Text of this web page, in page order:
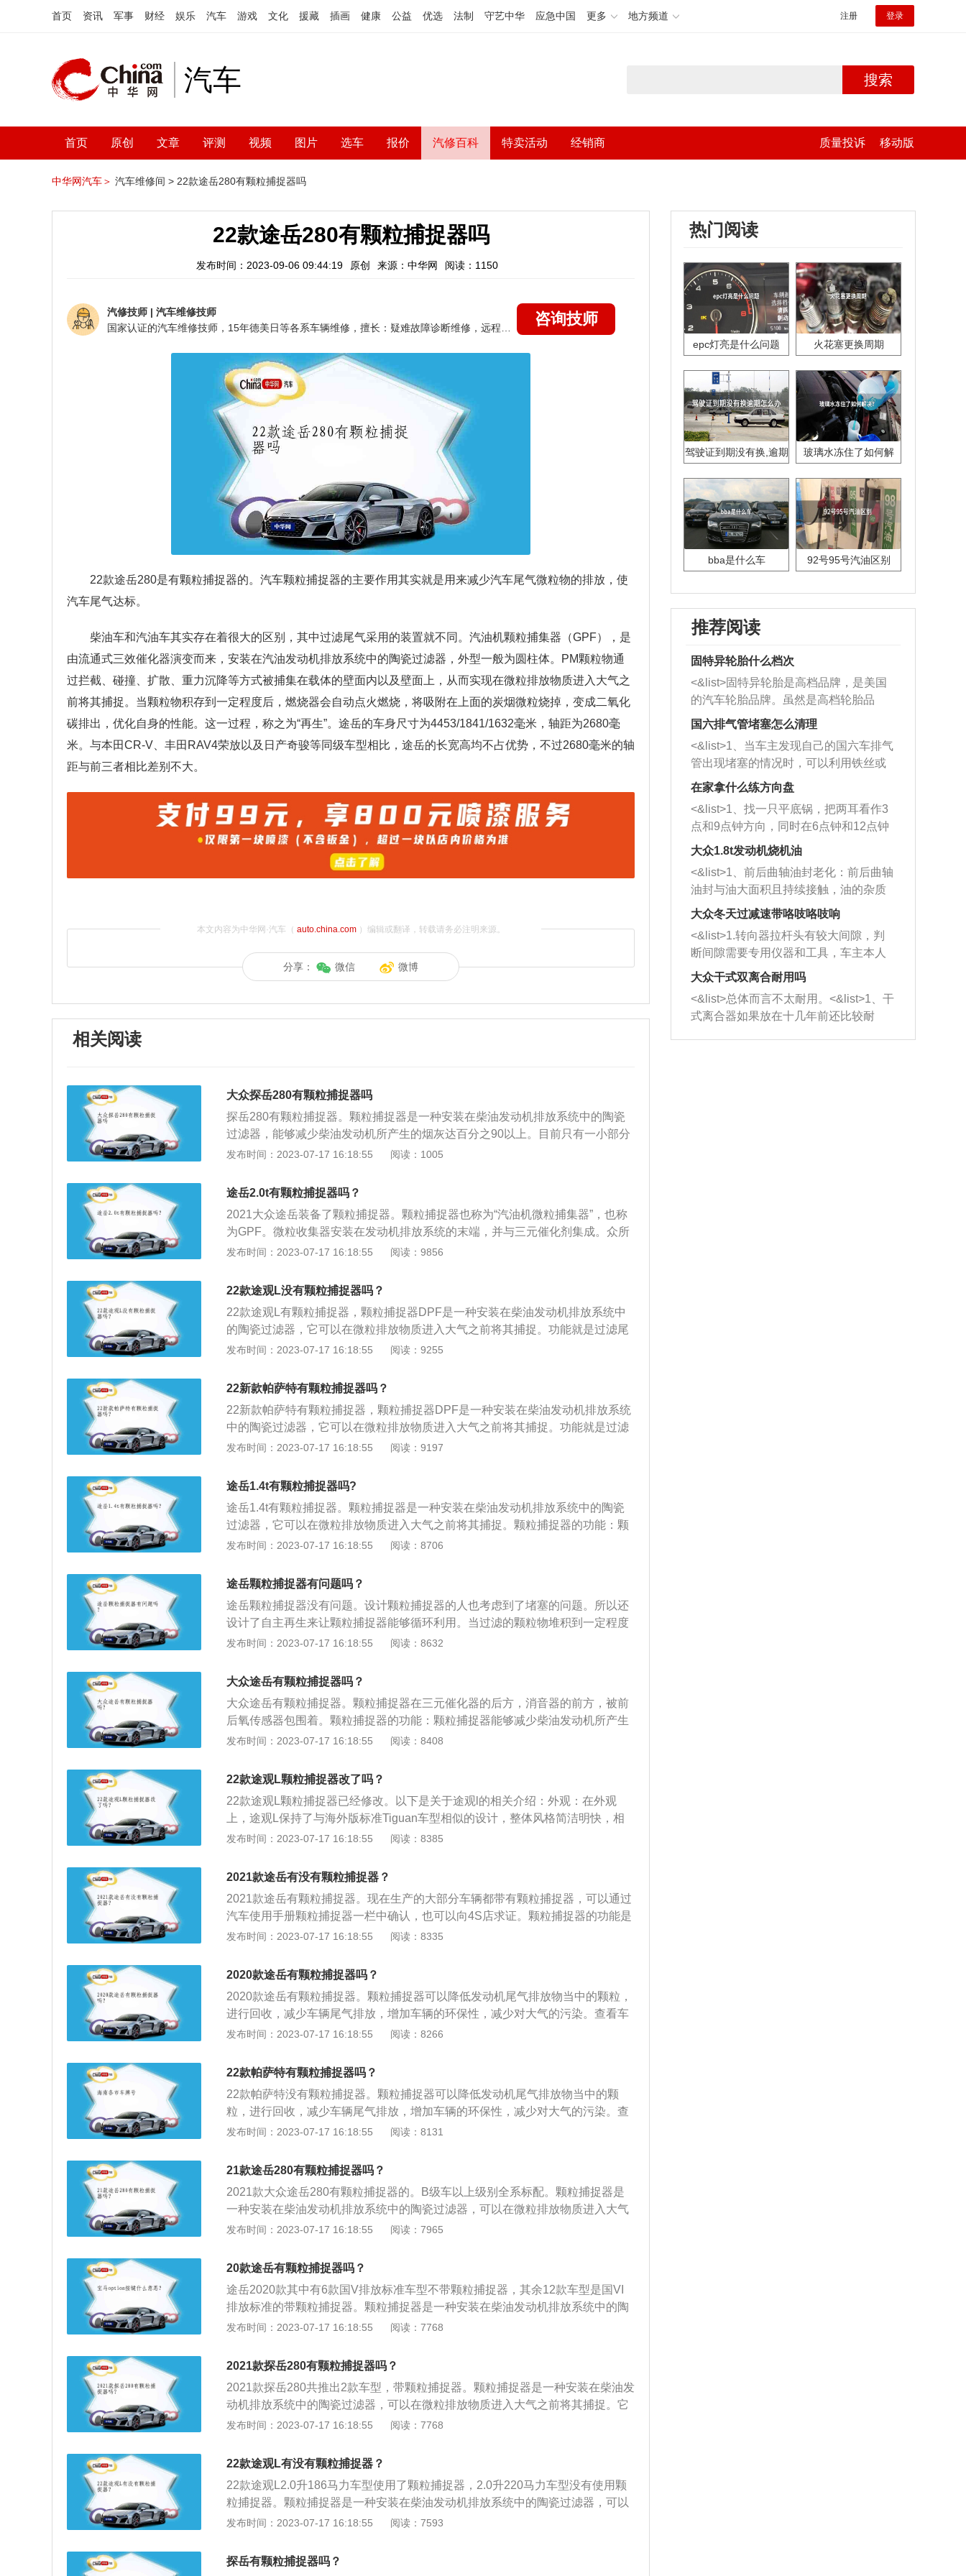
首页 资讯 军事 财经 娱乐 汽车 游戏 文化 援藏 插画 健康 公益 优选 法制 守艺中华 应急中国 更多 地方频道 注册 登录
汽车 搜索
首页 原创 文章 评测 视频 图片 选车 报价 汽修百科 特卖活动 经销商 质量投诉 移动版
中华网汽车＞ 汽车维修间 > 22款途岳280有颗粒捕捉器吗
22款途岳280有颗粒捕捉器吗
发布时间：2023-09-06 09:44:19 原创 来源：中华网 阅读：1150
汽修技师 | 汽车维修技师
咨询技师
22款途岳280是有颗粒捕捉器的。汽车颗粒捕捉器的主要作用其实就是用来减少汽车尾气微粒物的排放，使
汽车尾气达标。
柴油车和汽油车其实存在着很大的区别，其中过滤尾气采用的装置就不同。汽油机颗粒捕集器（GPF），是
由流通式三效催化器演变而来，安装在汽油发动机排放系统中的陶瓷过滤器，外型一般为圆柱体。PM颗粒物通
过拦截、碰撞、扩散、重力沉降等方式被捕集在载体的壁面内以及壁面上，从而实现在微粒排放物质进入大气之
前将其捕捉。当颗粒物积存到一定程度后，燃烧器会自动点火燃烧，将吸附在上面的炭烟微粒烧掉，变成二氧化
碳排出，优化自身的性能。这一过程，称之为“再生”。途岳的车身尺寸为4453/1841/1632毫米，轴距为2680毫
米。与本田CR-V、丰田RAV4荣放以及日产奇骏等同级车型相比，途岳的长宽高均不占优势，不过2680毫米的轴
距与前三者相比差别不大。
本文内容为中华网·汽车（ auto.china.com）编辑或翻译，转载请务必注明来源。
分享： 微信 微博
相关阅读
大众探岳280有颗粒捕捉器吗
探岳280有颗粒捕捉器。颗粒捕捉器是一种安装在柴油发动机排放系统中的陶瓷
过滤器，能够减少柴油发动机所产生的烟灰达百分之90以上。目前只有一小部分
280车主是反馈颗粒捕捉器堵塞，同时伴随有油耗升高、动力下降、自动启停失
察底盘，或者将车辆升起，你可能一时间找不到颗粒捕捉器的身影。因为颗粒捕
捉器和三元催化外形基本相似，并且都是在排气末端。颗粒捕捉器就像在一个管
道中放入了一个滤芯，会过滤到尾气中的颗粒物。不仅如此，颗粒捕捉器还可以
在特定情况下将颗粒发生反应氧化燃烧。汽车尾气是空气污染的主要来源之一，
而颗粒捕捉器的诞生，是控制尾气排放的环保措施之一。颗粒捕捉器并非没有考
捉器必须将堆积到一定程度的颗粒物，点火燃烧掉，然后排出去。这样颗粒捕捉
器才能循环正常工作。颗粒捕捉器堵塞会导致油耗成倍增加。车主能做的，唯有
先改变驾驶习惯，增加高速行驶路况。除此之外，使用低灰分机油、高标号燃
拆了颗粒捕捉器。因为拆了颗粒捕捉器，汽车在后续的年检中肯定是无法通过
发布时间：2023-07-17 16:18:55 阅读：1005
途岳2.0t有颗粒捕捉器吗？
2021大众途岳装备了颗粒捕捉器。颗粒捕捉器也称为“汽油机微粒捕集器”，也称
为GPF。微粒收集器安装在发动机排放系统的末端，并与三元催化剂集成。众所
周知，汽车尾气中含有一种叫做微粒的有害物质。因此，颗粒捕捉器就是对其进
虑了堵塞问题。因此，还设计了自再生装置，以使颗粒捕捉器可回收。当过滤后
的颗粒堆积到一定程度时，颗粒捕捉器将自动点燃并将其烧尽，这是颗粒捕捉器
的“再生”过程。颗粒捕捉器堵塞将导致燃油消耗量加倍。
发布时间：2023-07-17 16:18:55 阅读：9856
22款途观L没有颗粒捕捉器吗？
22款途观L有颗粒捕捉器，颗粒捕捉器DPF是一种安装在柴油发动机排放系统中
的陶瓷过滤器，它可以在微粒排放物质进入大气之前将其捕捉。功能就是过滤尾
气中的微小颗粒物，在达到一定存量时，会自动燃烧捕捉的颗粒物，进而达到循
物，然后再对捕集的微粒进行氧化，使颗粒捕捉器再生。所谓过滤器的再生是指
在DPF长期工作中，捕捉器里的颗粒物逐渐增加会引起发动机背压升高，导致发
动机性能下降，所以要定期除去沉积的颗粒物，恢复DPF的过滤性能。颗粒捕捉
器堵塞会减少车辆动力。一部分车系假如探测到颗粒捕捉器堵塞，那么会自行减
少柴油发动机的动力輸出。与此同时很大的排气摩擦阻力也会造成车辆动力特性
发布时间：2023-07-17 16:18:55 阅读：9255
22新款帕萨特有颗粒捕捉器吗？
22新款帕萨特有颗粒捕捉器，颗粒捕捉器DPF是一种安装在柴油发动机排放系统
中的陶瓷过滤器，它可以在微粒排放物质进入大气之前将其捕捉。功能就是过滤
尾气中的微小颗粒物，在达到一定存量时，会自动燃烧捕捉的颗粒物，进而达到
粒物，然后再对捕集的微粒进行氧化，使颗粒捕捉器再生。所谓过滤器的再生是
指在DPF长期工作中，捕捉器里的颗粒物逐渐增加会引起发动机背压升高，导致
发动机性能下降，所以要定期除去沉积的颗粒物，恢复DPF的过滤性能。颗粒捕
捉器堵塞会减少车辆动力。一部分车系假如探测到颗粒捕捉器堵塞，那么会自行
减少柴油发动机的动力輸出。与此同时很大的排气摩擦阻力也会造成车辆动力特
发布时间：2023-07-17 16:18:55 阅读：9197
途岳1.4t有颗粒捕捉器吗?
途岳1.4t有颗粒捕捉器。颗粒捕捉器是一种安装在柴油发动机排放系统中的陶瓷
过滤器，它可以在微粒排放物质进入大气之前将其捕捉。颗粒捕捉器的功能：颗
粒捕捉器能够减少柴油发动机所产生的烟灰达90%以上，捕捉到的微粒排放物质
属铂、铑、钯，柴油发动机排出的含有炭粒的黑烟，通过专门的管道进入发动机
尾气微粒捕集器，经过其内部密集设置的袋式过滤器，将炭烟微粒吸附在金属纤
维毡制成的过滤器上；当微粒的吸附量达到一定程度后，尾端的燃烧器自动点火
燃烧，将吸附在上面的炭烟微粒烧掉，变成对人体无害的二氧化碳排出。
发布时间：2023-07-17 16:18:55 阅读：8706
途岳颗粒捕捉器有问题吗？
途岳颗粒捕捉器没有问题。设计颗粒捕捉器的人也考虑到了堵塞的问题。所以还
设计了自主再生来让颗粒捕捉器能够循环利用。当过滤的颗粒物堆积到一定程度
时，颗粒捕捉器会自动点火将它们燃烧排出，这就是颗粒捕捉器“再生”过程。以
基本都搭载了颗粒捕捉器。颗粒捕捉器能有效过滤尾气中的微小颗粒物，对于环
境和机动车而言都很有好处。柴油车型需要定期清理颗粒捕捉器，汽油车则不需
要。工作原理：颗粒捕捉器捕获烟尘颗粒后在排气温度高时燃烧该颗粒，通过控
制进气和发动机缸内喷油辅助提高颗粒捕集器内的温度，使碳颗粒与氧气反应燃
烧，从而使烟尘颗粒可以通过高温完全燃烧而再生循环。如果没有颗粒捕捉器这
发布时间：2023-07-17 16:18:55 阅读：8632
大众途岳有颗粒捕捉器吗？
大众途岳有颗粒捕捉器。颗粒捕捉器在三元催化器的后方，消音器的前方，被前
后氧传感器包围着。颗粒捕捉器的功能：颗粒捕捉器能够减少柴油发动机所产生
的烟灰达90%以上，捕捉到的微粒排放物质随后在车辆运转过程中燃烧殆尽。颗
有炭粒的黑烟，通过专门的管道进入发动机尾气微粒捕集器，经过其内部密集设
置的袋式过滤器，将炭烟微粒吸附在金属纤维毡制成的过滤器上；当微粒的吸附
量达到一定程度后，尾端的燃烧器自动点火燃烧，将吸附在上面的炭烟微粒烧
掉，变成对人体无害的二氧化碳排出。
发布时间：2023-07-17 16:18:55 阅读：8408
22款途观L颗粒捕捉器改了吗？
22款途观L颗粒捕捉器已经修改。以下是关于途观l的相关介绍：外观：在外观
上，途观L保持了与海外版标准Tiguan车型相似的设计，整体风格简洁明快，相
比标准轴距车型增加了一些镀铬装饰件，同时C柱造型有所变化。途观L其长宽高
观L插电式混合动力版，整体造型和途观L基本一致，细节处有所区别，全新设计
的上格栅内镶嵌蓝色PHEV徽标，C型LED日间行车灯为插混版专属。
发布时间：2023-07-17 16:18:55 阅读：8385
2021款途岳有没有颗粒捕捉器？
2021款途岳有颗粒捕捉器。现在生产的大部分车辆都带有颗粒捕捉器，可以通过
汽车使用手册颗粒捕捉器一栏中确认，也可以向4S店求证。颗粒捕捉器的功能是
能够减少柴油发动机所产生的烟灰达90%以上，捕捉到的尾气微粒排放物质随后
铂、铑、钯，柴油发动机排出的含有炭粒的黑烟，通过专门的管道进入发动机尾
气微粒捕集器，经过其内部密集设置的袋式过滤器，将炭烟微粒吸附在金属纤维
毡制成的过滤器上；当微粒的吸附量达到一定程度后，尾端的燃烧器自动点火燃
烧，将吸附在上面的炭烟微粒烧掉，变成对人体无害的二氧化碳排出。
发布时间：2023-07-17 16:18:55 阅读：8335
2020款途岳有颗粒捕捉器吗？
2020款途岳有颗粒捕捉器。颗粒捕捉器可以降低发动机尾气排放物当中的颗粒，
进行回收，减少车辆尾气排放，增加车辆的环保性，减少对大气的污染。查看车
辆是否带颗粒捕捉器，可以通过以下3个方法：查看《车主用户保养手册》和
明书的故障码，看看是否有“颗粒捕捉器”故障灯标识。查看机油盖上方标识，如
果机油盖上明确已经写出来0W-20级机油，那说明装有颗粒物捕捉器。看三元催
化器后面排气管上是否还有一节圆柱形部位，如果有，那就是颗粒捕捉器。 颗粒
捕捉器位置：颗粒捕捉器在三元催化器的后方，消音器的前方，被前后氧传感器
包围着。
发布时间：2023-07-17 16:18:55 阅读：8266
22款帕萨特有颗粒捕捉器吗？
22款帕萨特没有颗粒捕捉器。颗粒捕捉器可以降低发动机尾气排放物当中的颗
粒，进行回收，减少车辆尾气排放，增加车辆的环保性，减少对大气的污染。查
看车辆是否带颗粒捕捉器，可以通过以下3个方法：查看《车主用户保养手册》
说明书的故障码，看看是否有“颗粒捕捉器”故障灯标识。查看机油盖上方标识，
如果机油盖上明确已经写出来0W-20级机油，那说明装有颗粒物捕捉器。看三元
催化器后面排气管上是否还有一节圆柱形部位，如果有，那就是颗粒捕捉器。 颗
粒捕捉器位置：颗粒捕捉器在三元催化器的后方，消音器的前方，被前后氧传感
器包围着。
发布时间：2023-07-17 16:18:55 阅读：8131
21款途岳280有颗粒捕捉器吗？
2021款大众途岳280有颗粒捕捉器的。B级车以上级别全系标配。颗粒捕捉器是
一种安装在柴油发动机排放系统中的陶瓷过滤器，可以在微粒排放物质进入大气
之前将其捕捉。它能够减少柴油发动机所产生的烟灰达90%以上，捕捉到的微粒
滤器喷涂上金属铂、铑、钯，柴油发动机排出的含有炭粒的黑烟，通过专门的管
道进入发动机尾气微粒捕集器，经过其内部密集设置的袋式过滤器，将炭烟微粒
吸附在金属纤维毡制成的过滤器上；当微粒的吸附量达到一定程度后，尾端的燃
烧器自动点火燃烧，将吸附在上面的炭烟微粒烧掉，变成对人体无害的二氧化碳
排出。查看2021款大众途岳280是否带颗粒捕捉器，可以通过以下3个方法：查看
外，还可以仔细查看上说明书的故障码，看看是否有“颗粒捕捉器”故障灯标识；
查看机油盖上方标识，如果机油盖上明确已经写出来0W-20级机油，那说明装有
颗粒物捕捉器；看三元催化器后面排气管上是否还有一节圆柱形部位，如果有，
发布时间：2023-07-17 16:18:55 阅读：7965
20款途岳有颗粒捕捉器吗？
途岳2020款其中有6款国V排放标准车型不带颗粒捕捉器，其余12款车型是国VI
排放标准的带颗粒捕捉器。颗粒捕捉器是一种安装在柴油发动机排放系统中的陶
瓷过滤器，可以在微粒排放物质进入大气之前将其捕捉。它能够减少柴油发动机
尽。颗粒捕捉器的工作原理：柴油微粒过滤器喷涂上金属铂、铑、钯，柴油发动
机排出的含有炭粒的黑烟，通过专门的管道进入发动机尾气微粒捕集器，经过其
内部密集设置的袋式过滤器，将炭烟微粒吸附在金属纤维毡制成的过滤器上；当
微粒的吸附量达到一定程度后，尾端的燃烧器自动点火燃烧，将吸附在上面的炭
烟微粒烧掉，变成对人体无害的二氧化碳排出。查看2020款途岳汽车是否带颗粒
手册》，看是否有颗粒捕捉器功能。另外，还可以仔细查看上说明书的故障码，
看看是否有“颗粒捕捉器”故障灯标识；查看机油盖上方标识，如果机油盖上明确
已经写出来0W-20级机油，那说明装有颗粒物捕捉器；看三元催化器后面排气管
发布时间：2023-07-17 16:18:55 阅读：7768
2021款探岳280有颗粒捕捉器吗？
2021款探岳280共推出2款车型，带颗粒捕捉器。颗粒捕捉器是一种安装在柴油发
动机排放系统中的陶瓷过滤器，可以在微粒排放物质进入大气之前将其捕捉。它
能够减少柴油发动机所产生的烟灰达90%以上，捕捉到的微粒排放物质随后在车
铂、铑、钯，柴油发动机排出的含有炭粒的黑烟，通过专门的管道进入发动机尾
气微粒捕集器，经过其内部密集设置的袋式过滤器，将炭烟微粒吸附在金属纤维
毡制成的过滤器上；当微粒的吸附量达到一定程度后，尾端的燃烧器自动点火燃
烧，将吸附在上面的炭烟微粒烧掉，变成对人体无害的二氧化碳排出。查看2021
款探岳280汽车车是否带颗粒捕捉器，可以通过以下3个方法：查看《车主用户保
细查看上说明书的故障码，看看是否有“颗粒捕捉器”故障灯标识；查看机油盖上
发布时间：2023-07-17 16:18:55 阅读：7768
22款途观L有没有颗粒捕捉器？
22款途观L2.0升186马力车型使用了颗粒捕捉器，2.0升220马力车型没有使用颗
粒捕捉器。颗粒捕捉器是一种安装在柴油发动机排放系统中的陶瓷过滤器，可以
在微粒排放物质进入大气之前将其捕捉。它能够减少柴油发动机所产生的烟灰达
的工作原理：柴油微粒过滤器喷涂上金属铂、铑、钯，柴油发动机排出的含有炭
粒的黑烟，通过专门的管道进入发动机尾气微粒捕集器，经过其内部密集设置的
发布时间：2023-07-17 16:18:55 阅读：7593
探岳有颗粒捕捉器吗？
热门阅读
epc灯亮是什么问题 火花塞更换周期
驾驶证到期没有换,逾期
玻璃水冻住了如何解
bba是什么车 92号95号汽油区别
推荐阅读
固特异轮胎什么档次
<&list>固特异轮胎是高档品牌，是美国
的汽车轮胎品牌。虽然是高档轮胎品
牌，但是中高低端的轮胎都有生产，这
也是为了更好的开拓市场。
国六排气管堵塞怎么清理
<&list>1、当车主发现自己的国六车排气
管出现堵塞的情况时，可以利用铁丝或
者是细棍，直接将杂物给取出来，如果
堵塞情况比较严重，也可以采取应急措
施。 <&list>2、直接利用木棍将所有的
杂物推到排气管里面的位置处，然后将
三元催化器拆解开，就可以将堵塞的东
西取出来。但如果是因为积碳过多引起
的堵塞，就需要将三元催化器泡在草酸
洗剂对堵塞的情况得到解决，将清洗剂
放在燃油箱中，与燃油混合后，车辆启
动时，就可以和汽油一起进入到燃烧
室，最后形成废气排出，就可以让三元
催化器得到清洗，排气管堵塞的情况就
能够得到解决。
在家拿什么练方向盘
<&list>1、找一只平底锅，把两耳看作3
点和9点钟方向，同时在6点钟和12点钟
方向做一个标记。 <&list>2、双手握住
一圈半的练习，往右同样也要打相同的
圈数。 <&list>3、最后强调要反复练
习，这样就可以形成肌肉记忆，在真实
驾驶车辆时，不需要记忆也能打好方
向。
大众1.8t发动机烧机油
<&list>1、前后曲轴油封老化：前后曲轴
油封与油大面积且持续接触，油的杂质
和发动机内持续温度变化使其密封效果
逐渐减弱，导致渗油或漏油。<&list>2、
活塞间隙过大：积碳会使活塞环与缸体
的间隙扩大，导致机油流入燃烧室中，
造成烧机油。<&list>3、机油粘度。使用
机油粘度过小的话，同样会有烧机油现
象，机油粘度过小具有很好的流动性，
大众冬天过减速带咯吱咯吱响
<&list>1.转向器拉杆头有较大间隙，判
断间隙需要专用仪器和工具，车主本人
无法制作，需要将车辆送到修理厂或4s
店；<&list>2.车辆半轴套管防尘罩破
裂，破裂后会出现漏油现象，使半轴磨
损严重，磨损的半轴容易损坏，产生异
响；<&list>3.稳定器的转向胶套和球头
大众干式双离合耐用吗
<&list>总体而言不太耐用。<&list>1、干
式离合器如果放在十几年前还比较耐